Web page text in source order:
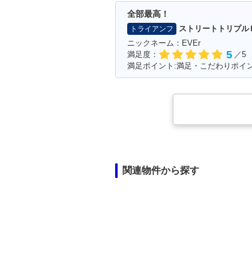
全部最高！
トライアンフ
ストリートトリプル
ニックネーム：EVEr
満足度：
5 ／5
満足ポイント:満足・こだわりポイ
関連物件から探す